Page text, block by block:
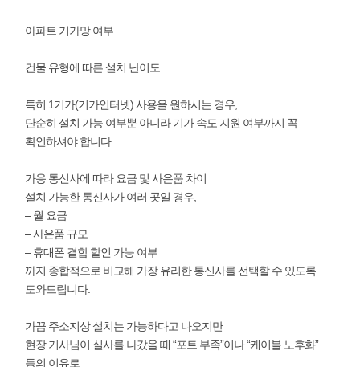
아파트 기가망 여부
건물 유형에 따른 설치 난이도
특히 1기가(기가인터넷) 사용을 원하시는 경우,
단순히 설치 가능 여부뿐 아니라 기가 속도 지원 여부까지 꼭
확인하셔야 합니다.
가용 통신사에 따라 요금 및 사은품 차이
설치 가능한 통신사가 여러 곳일 경우,
– 월 요금
– 사은품 규모
– 휴대폰 결합 할인 가능 여부
까지 종합적으로 비교해 가장 유리한 통신사를 선택할 수 있도록
도와드립니다.
가끔 주소지상 설치는 가능하다고 나오지만
현장 기사님이 실사를 나갔을 때 “포트 부족”이나 “케이블 노후화”
등의 이유로